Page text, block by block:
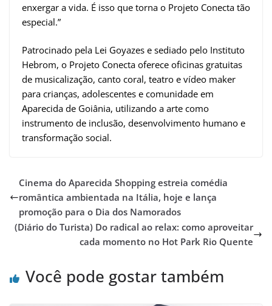
enxergar a vida. É isso que torna o Projeto Conecta tão
especial.”
Patrocinado pela Lei Goyazes e sediado pelo Instituto
Hebrom, o Projeto Conecta oferece oficinas gratuitas
de musicalização, canto coral, teatro e vídeo maker
para crianças, adolescentes e comunidade em
Aparecida de Goiânia, utilizando a arte como
instrumento de inclusão, desenvolvimento humano e
transformação social.
Cinema do Aparecida Shopping estreia comédia
romântica ambientada na Itália, hoje e lança
promoção para o Dia dos Namorados
(Diário do Turista) Do radical ao relax: como aproveitar
cada momento no Hot Park Rio Quente
Você pode gostar também